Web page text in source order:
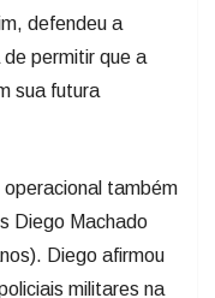
defendeu a
permitir que a
sua futura
também
Diego Machado
Diego afirmou
militares na